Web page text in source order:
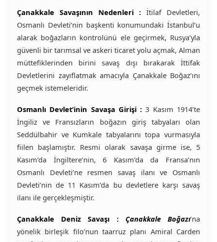
Çanakkale Savaşının Nedenleri : İtilaf Devletleri,
Osmanlı Devleti’nin başkenti konumundaki İstanbul’u
alarak boğazların kontrolünü ele geçirmek, Rusya’yla
güvenli bir tarımsal ve askeri ticaret yolu açmak, Alman
müttefiklerinden birini savaş dışı bırakarak İttifak
Devletlerini zayıflatmak amacıyla Çanakkale Boğaz’ını
geçmek istemeleridir.
Osmanlı Devlet’inin Savaşa Girişi : 3 Kasım 1914’te
İngiliz ve Fransızların boğazın giriş tabyaları olan
Seddülbahir ve Kumkale tabyalarını topa vurmasıyla
fiilen başlamıştır. Resmi olarak savaşa girme ise, 5
Kasım’da İngiltere’nin, 6 Kasım’da da Fransa’nın
Osmanlı Devleti’ne resmen savaş ilanı ve Osmanlı
Devleti’nin de 11 Kasım’da bu devletlere karşı savaş
ilanı ile gerçekleşmiştir.
Çanakkale Deniz Savaşı : Çanakkale Boğazı’na
yönelik birleşik filo’nun taarruz planı Amiral Carden